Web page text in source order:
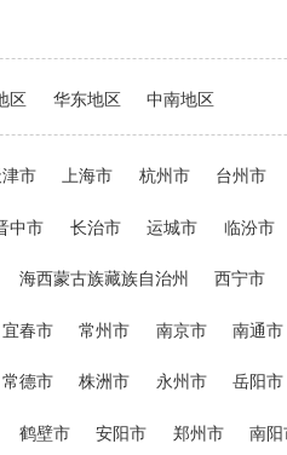
区 华东地区 中南地区
津市 上海市 杭州市 台州市
中市 长治市 运城市 临汾市
海西蒙古族藏族自治州 西宁市
宜春市 常州市 南京市 南通市
常德市 株洲市 永州市 岳阳市
鹤壁市 安阳市 郑州市 南阳